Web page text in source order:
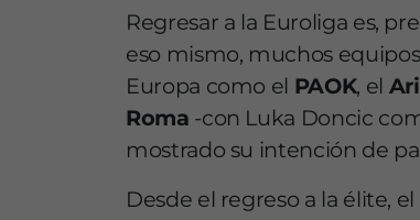
Regresar a la Euroliga es,
eso mismo, muchos equipos
Europa como el PAOK, el
Roma -con Luka Doncic
mostrado su intención de
Desde el regreso a la élite, el